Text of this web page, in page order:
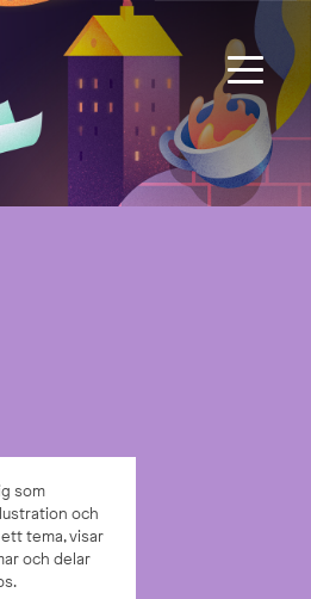
som
och
tema, visar
och delar